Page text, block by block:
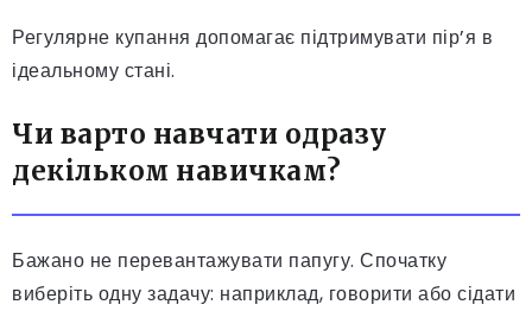
Регулярне купання допомагає підтримувати пір’я в
ідеальному стані.
Чи варто навчати одразу
декільком навичкам?
Бажано не перевантажувати папугу. Спочатку
виберіть одну задачу: наприклад, говорити або сідати